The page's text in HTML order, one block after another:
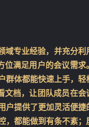
域专业经验，并充分利
满足用户的会议需求。
群体都能快速上手，轻
文档，让团队成员在会
户提供了更加灵活便捷
，都能做到有条不紊；